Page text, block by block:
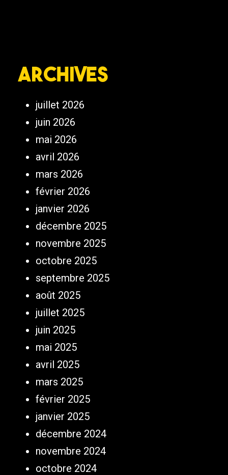
Archives
juillet 2026
juin 2026
mai 2026
avril 2026
mars 2026
février 2026
janvier 2026
décembre 2025
novembre 2025
octobre 2025
septembre 2025
août 2025
juillet 2025
juin 2025
mai 2025
avril 2025
mars 2025
février 2025
janvier 2025
décembre 2024
novembre 2024
octobre 2024